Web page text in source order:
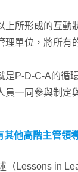
上所形成的互動
單位，將所有
是P-D-C-A的循
一同參與制定
他高階主管領
（Lessons in